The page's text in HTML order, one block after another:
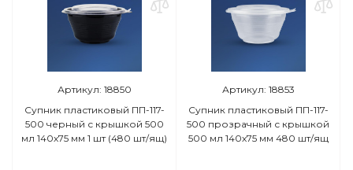
Артикул: 18850
Супник пластиковый ПП-117-
500 черный с крышкой 500
мл 140х75 мм 1 шт (480 шт/ящ)
Артикул: 18853
Супник пластиковый ПП-117-
500 прозрачный с крышкой
500 мл 140х75 мм 480 шт/ящ